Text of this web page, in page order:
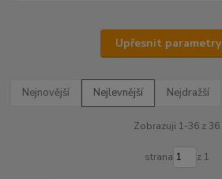
Upřesnit parametry
Nejnovější Nejlevnější Nejdražší
Zobrazuji 1-36 z 36
strana z 1